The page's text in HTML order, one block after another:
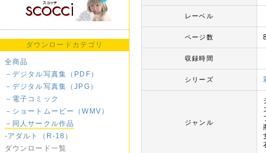
ダウンロードカテゴリ
全商品
－デジタル写真集（PDF）
－デジタル写真集（JPG）
－電子コミック
－ショートムービー（WMV）
－同人サークル作品
-アダルト（R-18）
ダウンロード一覧
レーベル
ページ数
収録時間
シリーズ
ジャンル